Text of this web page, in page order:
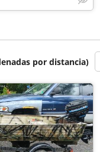
por distancia)